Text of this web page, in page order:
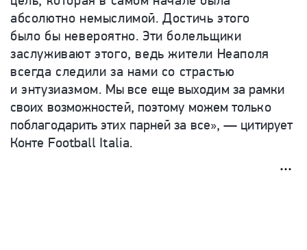
абсолютно немыслимой. Достичь этого
было бы невероятно. Эти болельщики
заслуживают этого, ведь жители Неаполя
всегда следили за нами со страстью
и энтузиазмом. Мы все еще выходим за рамки
своих возможностей, поэтому можем только
поблагодарить этих парней за все», — цитирует
Конте Football Italia.